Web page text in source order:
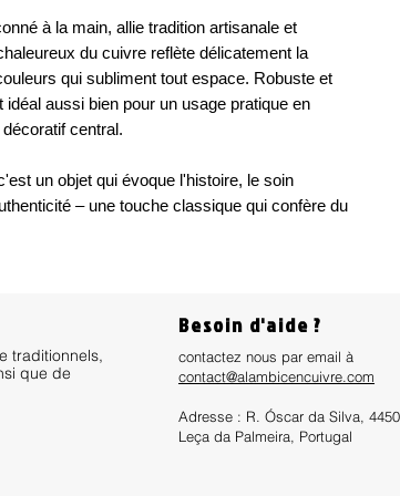
à la main, allie tradition artisanale et
du cuivre reflète délicatement la
qui subliment tout espace. Robuste et
aussi bien pour un usage pratique en
central.
un objet qui évoque l'histoire, le soin
– une touche classique qui confère du
traditionnels,
que de
Besoin d'aide ?
contactez nous par email à
contact@alambicencuivre.com
Adresse : R. Óscar da Silva,
Leça da Palmeira, Portugal